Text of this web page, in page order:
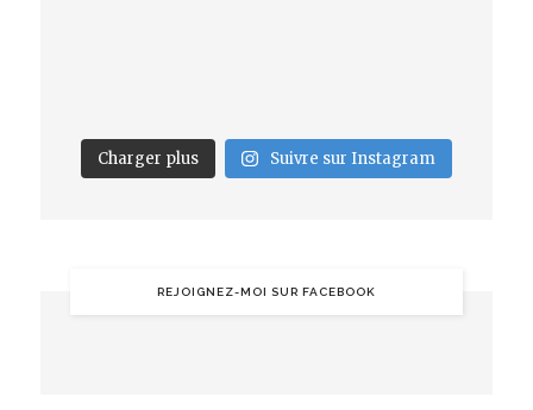
Charger plus Suivre sur Instagram
REJOIGNEZ-MOI SUR FACEBOOK